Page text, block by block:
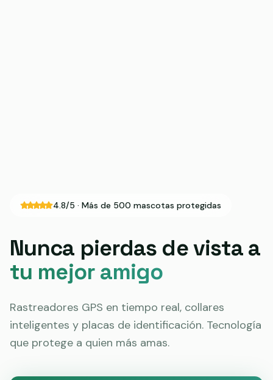
4.8/5 · Más de 500 mascotas protegidas
Nunca pierdas de vista a
tu mejor amigo
Rastreadores GPS en tiempo real, collares
inteligentes y placas de identificación. Tecnología
que protege a quien más amas.